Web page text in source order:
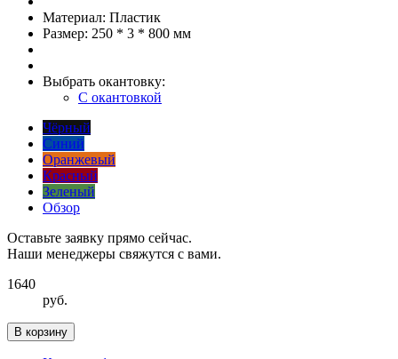
Материал: Пластик
Размер: 250 * 3 * 800 мм
Выбрать окантовку:
С окантовкой
Чёрный
Синий
Оранжевый
Красный
Зеленый
Обзор
Оставьте заявку прямо сейчас.
Наши менеджеры свяжутся с вами.
1640
руб.
В корзину